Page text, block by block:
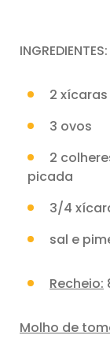
INGREDIENTES:
2
3 ovos
2
picada
3/4
sal e
Recheio:
Molho de